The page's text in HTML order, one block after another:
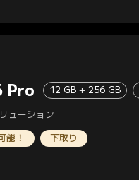
Pro 12 GB + 256 GB
ューション
能！ 下取り